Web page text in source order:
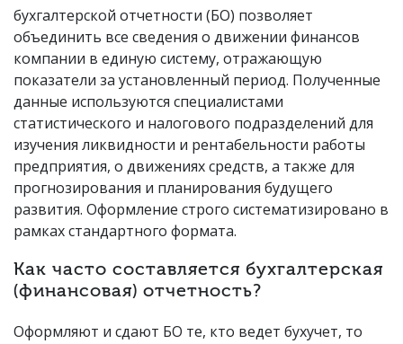
бухгалтерской отчетности (БО) позволяет
объединить все сведения о движении финансов
компании в единую систему, отражающую
показатели за установленный период. Полученные
данные используются специалистами
статистического и налогового подразделений для
изучения ликвидности и рентабельности работы
предприятия, о движениях средств, а также для
прогнозирования и планирования будущего
развития. Оформление строго систематизировано в
рамках стандартного формата.
Как часто составляется бухгалтерская
(финансовая) отчетность?
Оформляют и сдают БО те, кто ведет бухучет, то